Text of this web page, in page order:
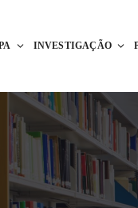
INVESTIGAÇÃO